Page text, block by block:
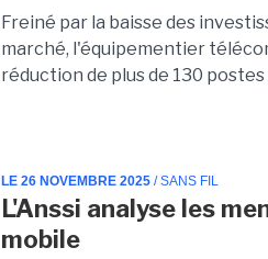
Freiné par la baisse des
marché, l'équipementier
réduction de plus de 130
LE 26 NOVEMBRE 2025 / SANS FIL
L'Anssi analyse les
mobile